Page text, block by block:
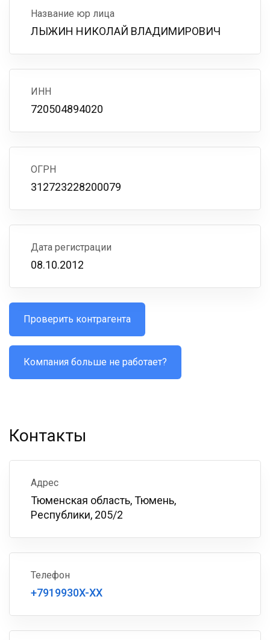
Название юр лица
ЛЫЖИН НИКОЛАЙ ВЛАДИМИРОВИЧ
ИНН
720504894020
ОГРН
312723228200079
Дата регистрации
08.10.2012
Проверить контрагента
Компания больше не работает?
Контакты
Адрес
Тюменская область, Тюмень,
Республики, 205/2
Телефон
+7919930X-XX